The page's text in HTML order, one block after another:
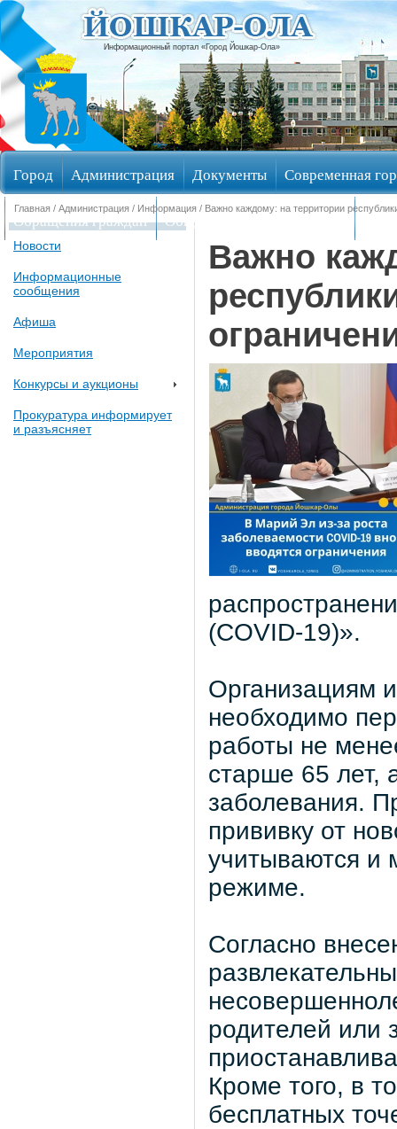
Информационный портал «Город Йошкар-Ола»
Город Администрация Документы Современная
Обращения граждан Общественные обсуждения
Главная / Администрация / Информация / Важно каждому: на территории
Новости
Информационные
сообщения
Афиша
Мероприятия
Конкурсы и аукционы
Прокуратура информирует
и разъясняет
Важно
(COVID-19)».
Организациям
необходимо
работы не
старше 65 лет,
заболевания.
прививку от
учитываются и
режиме.
Согласно
родителей или
Кроме того, в
бесплатных